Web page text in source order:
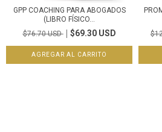
GPP COACHING PARA ABOGADOS
(LIBRO FÍSICO...
$76.70 USD
$69.30 USD